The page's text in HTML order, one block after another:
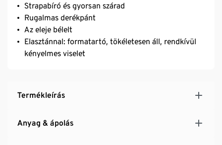
Strapabíró és gyorsan szárad
Rugalmas derékpánt
Az eleje bélelt
Elasztánnal: formatartó, tökéletesen áll, rendkívül
kényelmes viselet
Termékleírás
Anyag & ápolás